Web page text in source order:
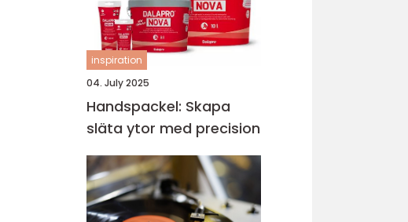
inspiration
04. July 2025
Handspackel: Skapa
släta ytor med precision